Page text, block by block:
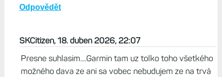
Odpovědět
SKCitizen, 18. duben 2026, 22:07
Presne suhlasim....Garmin tam uz tolko toho všetkého
možného dava ze ani sa vobec nebudujem ze na trvá